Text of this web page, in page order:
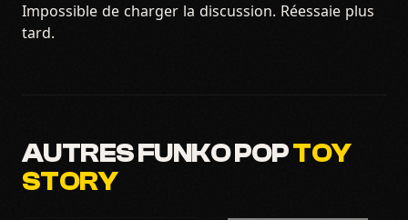
Impossible de charger la discussion. Réessaie plus
tard.
AUTRES FUNKO POPTOY
STORY